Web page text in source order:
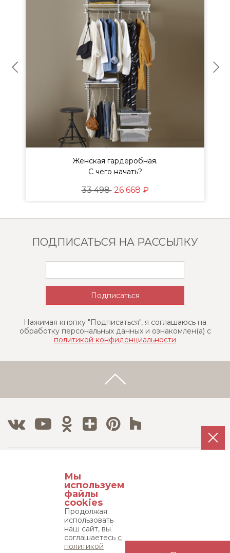
Женская гардеробная.
С чего начать?
33 498 26 668 ₽
ПОДПИСАТЬСЯ НА РАССЫЛКУ
Нажимая кнопку "Подписаться", я соглашаюсь на
обработку персональных данных и ознакомлен(a) с
политикой конфиденциальности
8 800 500 12 63
8 495 215 08 08
115533, г. Москва, пр-т Андропова д. 22,
бизнес-центр "Нагатинский", 15 этаж
Мы
используем
файлы
cookies
Продолжая
использовать
наш сайт, вы
соглашаетесь с
политикой